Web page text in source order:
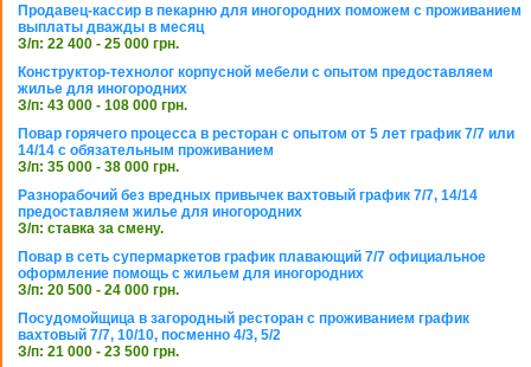
Продавец-кассир в пекарню для иногородних поможем с проживанием
выплаты дважды в месяц
З/п: 22 400 - 25 000 грн.
Конструктор-технолог корпусной мебели с опытом предоставляем
жилье для иногородних
З/п: 43 000 - 108 000 грн.
Повар горячего процесса в ресторан с опытом от 5 лет график 7/7 или
14/14 с обязательным проживанием
З/п: 35 000 - 38 000 грн.
Разнорабочий без вредных привычек вахтовый график 7/7, 14/14
предоставляем жилье для иногородних
З/п: ставка за смену.
Повар в сеть супермаркетов график плавающий 7/7 официальное
оформление помощь с жильем для иногородних
З/п: 20 500 - 24 000 грн.
Посудомойщица в загородный ресторан с проживанием график
вахтовый 7/7, 10/10, посменно 4/3, 5/2
З/п: 21 000 - 23 500 грн.